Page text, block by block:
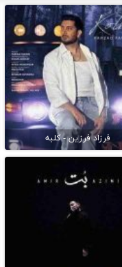
فرزاد فرزین - کلبه